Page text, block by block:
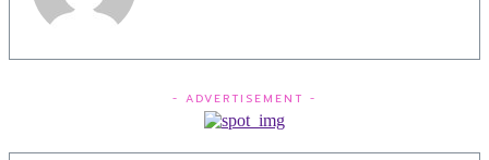
- ADVERTISEMENT -